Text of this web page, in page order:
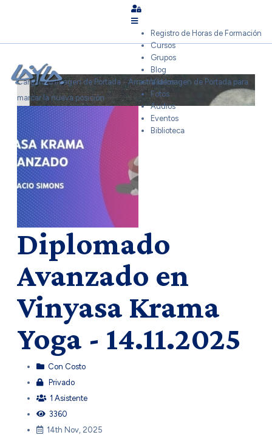
Sign In
Registro de Horas de Formación
Cursos
Grupos
Blog
Videos
Fotos
Audios
Eventos
Biblioteca
Cargando Imagen de Portada... Arrastra la Imagen de Portada para
marcar la nueva posición
Diplomado
Avanzado en
Vinyasa Krama
Yoga - 14.11.2025
Con Costo
Privado
1 Asistente
3360
14th Nov, 2025